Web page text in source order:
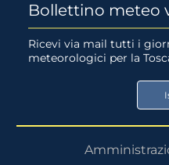
su
App
su
Google
Store
Bollettino meteo
Ricevi via mail tutti i
meteorologici per la